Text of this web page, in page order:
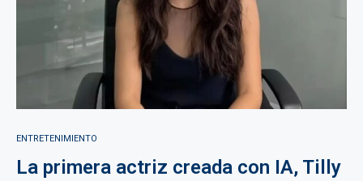
ENTRETENIMIENTO
La primera actriz creada con IA, Tilly